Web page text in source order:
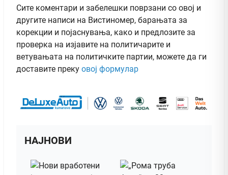
Сите коментари и забелешки поврзани со овој и
другите написи на Вистиномер, барањата за
корекции и појаснувања, како и предлозите за
проверка на изјавите на политичарите и
ветувањата на политичките партии, можете да ги
доставите преку овој формулар
НАЈНОВИ